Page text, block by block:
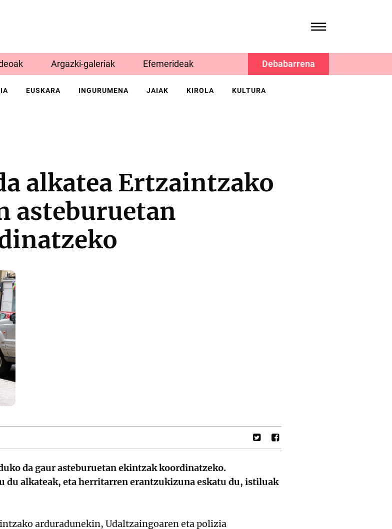
Argazki-galeriak Efemerideak Debabarrena
EUSKARA INGURUMENA JAIAK KIROLA KULTURA
alkatea Ertzaintzako
asteburuetan
da gaur asteburuetan ekintzak koordinatzeko.
du alkateak, eta herritarren erantzukizuna eskatu du, istiluak
arduradunekin, Udaltzaingoaren eta polizia